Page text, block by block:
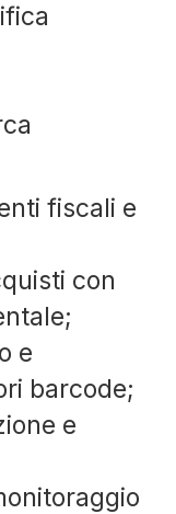
fiscali e
con
e
barcode;
e